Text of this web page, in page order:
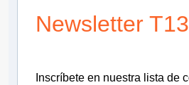
Newsletter T13
Inscríbete en nuestra lista de